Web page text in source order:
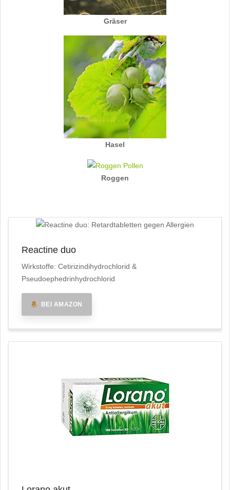
Gräser
Hasel
Roggen
Reactine duo
Wirkstoffe: Cetirizindihydrochlorid &
Pseudoephedrinhydrochlorid
BEI AMAZON